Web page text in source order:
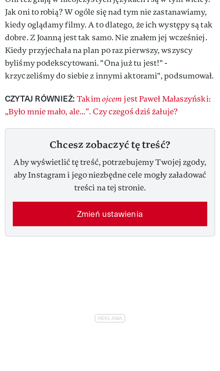
Jak oni to robią? W ogóle się nad tym nie zastanawiamy,
kiedy oglądamy filmy. A to dlatego, że ich występy są tak
dobre. Z Joanną jest tak samo. Nie znałem jej wcześniej.
Kiedy przyjechała na plan po raz pierwszy, wszyscy
byliśmy podekscytowani. "Ona już tu jest!" -
krzyczeliśmy do siebie z innymi aktorami", podsumował.
CZYTAJ RÓWNIEŻ:Takimojcemjest Paweł Małaszyński:
„Było mnie mało, ale...”. Czy czegoś dziś żałuje?
Chcesz zobaczyć tę treść?
Aby wyświetlić tę treść, potrzebujemy Twojej zgody,
aby Instagram i jego niezbędne cele mogły załadować
treści na tej stronie.
Zmień ustawienia